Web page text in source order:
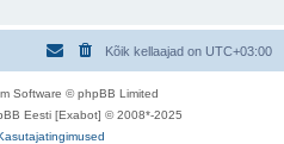
Kõik kellaajad on UTC+03:00
Software © phpBB Limited
Eesti [Exabot] © 2008*-2025